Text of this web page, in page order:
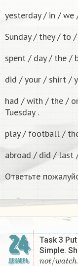
yesterday / in / we
Sunday / they / to
spent / day / the /
did / your / shirt /
had / with / the /
Tuesday .
play / football /
abroad / did / last
Ответьте
24
ДЕКАБРЬ
Task 3
Simple.
not/w at ch